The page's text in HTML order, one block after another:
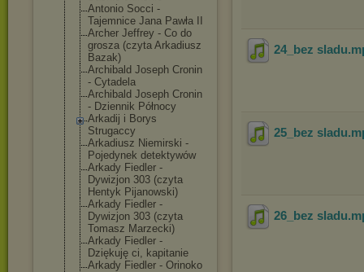
Antonio Socci -
Tajemnice Jana Pawła II
Archer Jeffrey - Co do
grosza (czyta Arkadiusz
Bazak)
Archibald Joseph Cronin
- Cytadela
Archibald Joseph Cronin
- Dziennik Północy
Arkadij i Borys
Strugaccy
Arkadiusz Niemirski -
Pojedynek detektywów
Arkady Fiedler -
Dywizjon 303 (czyta
Hentyk Pijanowski)
Arkady Fiedler -
Dywizjon 303 (czyta
Tomasz Marzecki)
Arkady Fiedler -
Dziękuję ci, kapitanie
Arkady Fiedler - Orinoko
24_bez sladu
25_bez sladu
26_bez sladu